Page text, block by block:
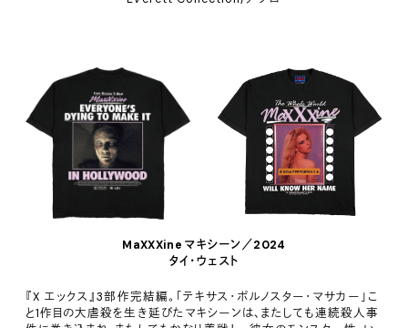
MaXXXine マキシーン／2024
タイ・ウェスト
『X エックス』3部作完結編。「テキサス・ポルノスター・マサカー」こ
と1作目の大虐殺を生き延びたマキシーンは、またしても連続殺人事